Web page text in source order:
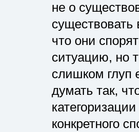
не о
существовать
что они
ситуацию, но
слишком глуп
думать так,
конкретного